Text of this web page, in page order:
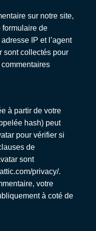
sur notre site,
formulaire de
IP et l’agent
sont collectés pour
à partir de votre
hash) peut
pour vérifier si
de
sont
privacy/.
votre
à coté de